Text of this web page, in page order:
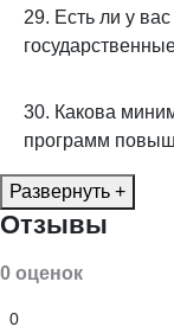
29. Есть ли у
30. Какова
программ
Развернуть +
Отзывы
0 оценок
0